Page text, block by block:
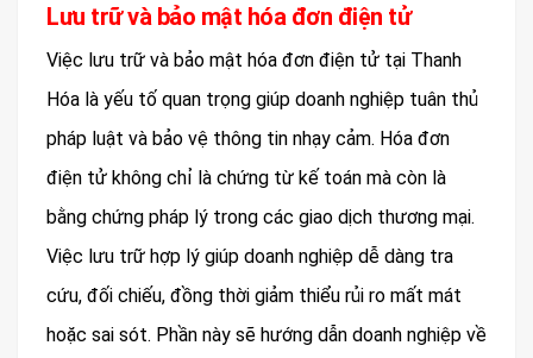
Lưu trữ và bảo mật hóa đơn điện tử
Việc lưu trữ và bảo mật hóa đơn điện tử tại Thanh
Hóa là yếu tố quan trọng giúp doanh nghiệp tuân thủ
pháp luật và bảo vệ thông tin nhạy cảm. Hóa đơn
điện tử không chỉ là chứng từ kế toán mà còn là
bằng chứng pháp lý trong các giao dịch thương mại.
Việc lưu trữ hợp lý giúp doanh nghiệp dễ dàng tra
cứu, đối chiếu, đồng thời giảm thiểu rủi ro mất mát
hoặc sai sót. Phần này sẽ hướng dẫn doanh nghiệp về